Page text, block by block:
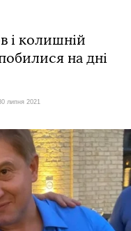
і колишній
на дні
липня 2021